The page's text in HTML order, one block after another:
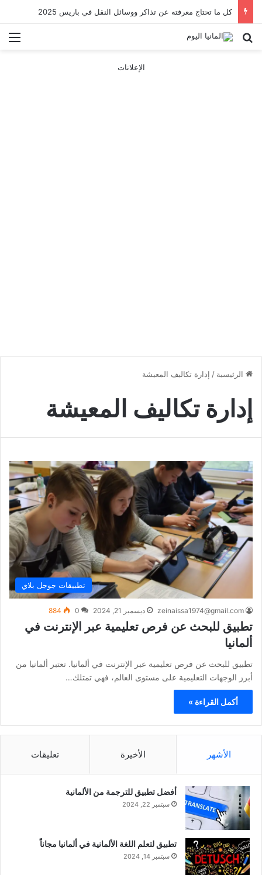
كل ما تحتاج معرفته عن تذاكر ووسائل النقل في باريس 2025
بحث عن
الإعلانات
الرئيسية / إدارة تكاليف المعيشة
إدارة تكاليف المعيشة
تطبيقات جوجل بلاي
zeinaissa1974@gmail.com ديسمبر 21, 2024 0
884
تطبيق للبحث عن فرص تعليمية عبر الإنترنت في
ألمانيا
تطبيق للبحث عن فرص تعليمية عبر الإنترنت في ألمانيا. تعتبر ألمانيا من
أبرز الوجهات التعليمية على مستوى العالم، فهي تمتلك…
أكمل القراءة »
الأشهر الأخيرة تعليقات
أفضل تطبيق للترجمة من الألمانية
سبتمبر 22, 2024
تطبيق لتعلم اللغة الألمانية في ألمانيا مجاناً
سبتمبر 14, 2024